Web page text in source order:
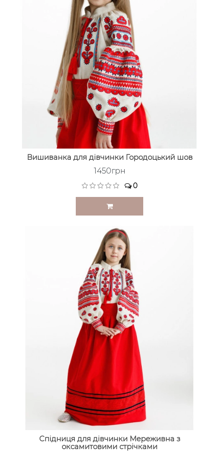
Вишиванка для дівчинки Городоцький шов
1450грн
0
Спідниця для дівчинки Мереживна з
оксамитовими стрічками